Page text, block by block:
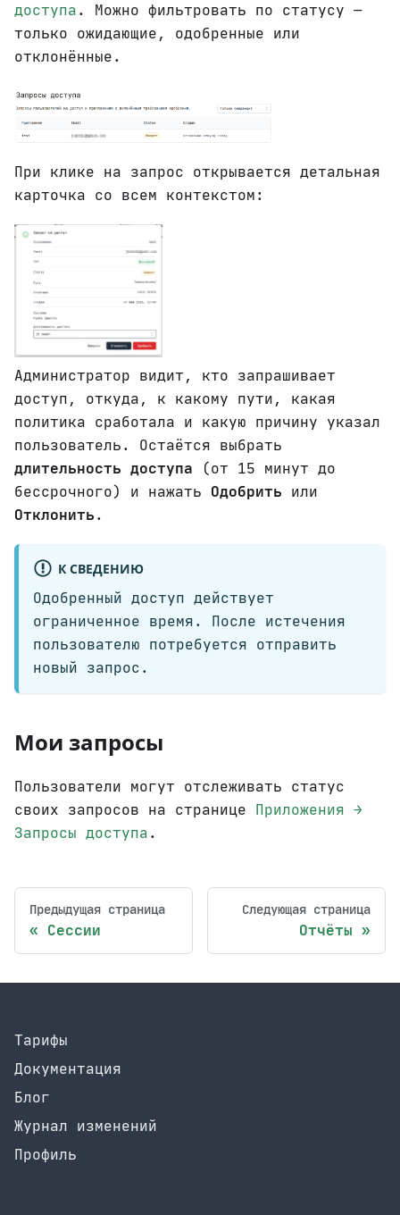
доступа . Можно фильтровать по статусу —
только ожидающие, одобренные или
отклонённые.
При клике на запрос открывается детальная
карточка со всем контекстом:
Администратор видит, кто запрашивает
доступ, откуда, к какому пути, какая
политика сработала и какую причину указал
пользователь. Остаётся выбрать
длительность доступа (от 15 минут до
бессрочного) и нажать Одобрить или
Отклонить .
К СВЕДЕНИЮ
Одобренный доступ действует
ограниченное время. После истечения
пользователю потребуется отправить
новый запрос.
Мои запросы
Пользователи могут отслеживать статус
своих запросов на странице Приложения →
Запросы доступа .
Предыдущая страница
Сессии
Следующая страница
Отчёты
Тарифы
Документация
Блог
Журнал изменений
Профиль